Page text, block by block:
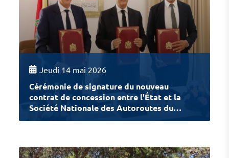
Jeudi 14 mai 2026
Cérémonie de signature du nouveau
contrat de concession entre l'État et la
Société Nationale des Autoroutes du